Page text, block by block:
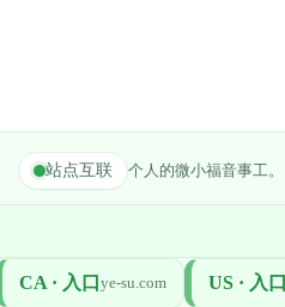
站点互联 个人的微小福音事工。
CA · 入口 ye-su.com US · 入口